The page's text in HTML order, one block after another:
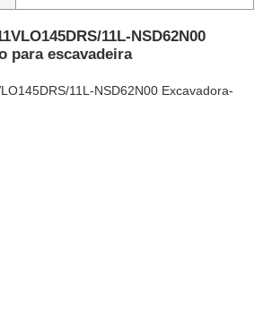
11L-NSD62N00
para escavadeira
11L-NSD62N00 Excavadora-